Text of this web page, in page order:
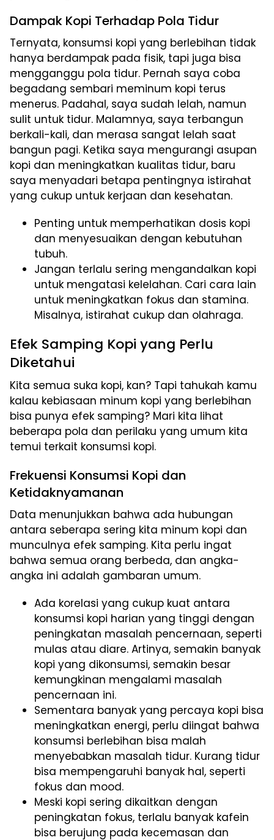
Dampak Kopi Terhadap Pola Tidur
Ternyata, konsumsi kopi yang berlebihan tidak
hanya berdampak pada fisik, tapi juga bisa
mengganggu pola tidur. Pernah saya coba
begadang sembari meminum kopi terus
menerus. Padahal, saya sudah lelah, namun
sulit untuk tidur. Malamnya, saya terbangun
berkali-kali, dan merasa sangat lelah saat
bangun pagi. Ketika saya mengurangi asupan
kopi dan meningkatkan kualitas tidur, baru
saya menyadari betapa pentingnya istirahat
yang cukup untuk kerjaan dan kesehatan.
Penting untuk memperhatikan dosis kopi
dan menyesuaikan dengan kebutuhan
tubuh.
Jangan terlalu sering mengandalkan kopi
untuk mengatasi kelelahan. Cari cara lain
untuk meningkatkan fokus dan stamina.
Misalnya, istirahat cukup dan olahraga.
Efek Samping Kopi yang Perlu
Diketahui
Kita semua suka kopi, kan? Tapi tahukah kamu
kalau kebiasaan minum kopi yang berlebihan
bisa punya efek samping? Mari kita lihat
beberapa pola dan perilaku yang umum kita
temui terkait konsumsi kopi.
Frekuensi Konsumsi Kopi dan
Ketidaknyamanan
Data menunjukkan bahwa ada hubungan
antara seberapa sering kita minum kopi dan
munculnya efek samping. Kita perlu ingat
bahwa semua orang berbeda, dan angka-
angka ini adalah gambaran umum.
Ada korelasi yang cukup kuat antara
konsumsi kopi harian yang tinggi dengan
peningkatan masalah pencernaan, seperti
mulas atau diare. Artinya, semakin banyak
kopi yang dikonsumsi, semakin besar
kemungkinan mengalami masalah
pencernaan ini.
Sementara banyak yang percaya kopi bisa
meningkatkan energi, perlu diingat bahwa
konsumsi berlebihan bisa malah
menyebabkan masalah tidur. Kurang tidur
bisa mempengaruhi banyak hal, seperti
fokus dan mood.
Meski kopi sering dikaitkan dengan
peningkatan fokus, terlalu banyak kafein
bisa berujung pada kecemasan dan